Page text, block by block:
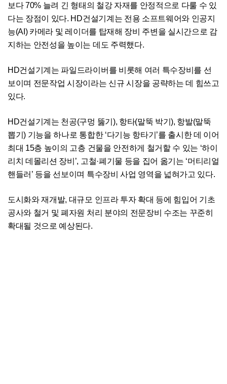
보다 70% 늘려 긴 형태의 철강 자재를 안정적으로 다룰 수 있
다는 장점이 있다. HD건설기계는 전용 소프트웨어와 인공지
능(AI) 카메라 및 레이더를 탑재해 장비 주변을 실시간으로 감
지하는 안전성을 높이는 데도 주력했다.
HD건설기계는 파일드라이버를 비롯해 여러 특수장비를 선
보이며 전문작업 시장이라는 신규 시장을 공략하는 데 힘쓰고
있다.
HD건설기계는 천공(구멍 뚫기), 항타(말뚝 박기), 항발(말뚝
뽑기) 기능을 하나로 통합한 ‘다기능 항타기’를 출시한 데 이어
최대 15층 높이의 고층 건물을 안전하게 철거할 수 있는 ‘하이
리치 데몰리션 장비’, 고철·폐기물 등을 집어 옮기는 ‘머티리얼
핸들러’ 등을 선보이며 특수장비 사업 영역을 넓혀가고 있다.
도시화와 재개발, 대규모 인프라 투자 확대 등에 힘입어 기초
공사와 철거 및 폐자원 처리 분야의 전문장비 수조는 꾸준히
확대될 것으로 예상된다.